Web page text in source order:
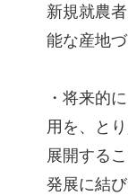
新規就農
能な産地づ
・将来的
用を、と
展開する
発展に結び